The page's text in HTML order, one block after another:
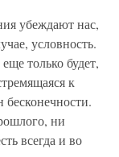
убеждают нас,
условность.
только будет,
к
ни
всегда и во